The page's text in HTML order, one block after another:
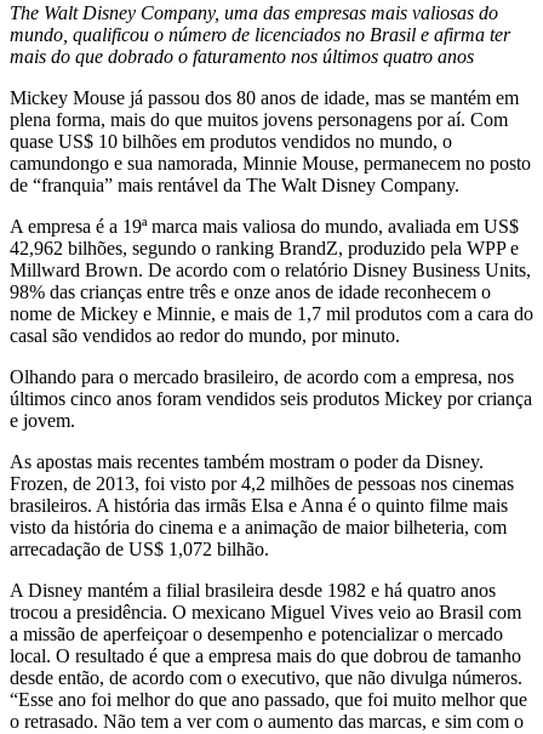
The Walt Disney Company, uma das empresas mais valiosas do
mundo, qualificou o número de licenciados no Brasil e afirma ter
mais do que dobrado o faturamento nos últimos quatro anos
Mickey Mouse já passou dos 80 anos de idade, mas se mantém em
plena forma, mais do que muitos jovens personagens por aí. Com
quase US$ 10 bilhões em produtos vendidos no mundo, o
camundongo e sua namorada, Minnie Mouse, permanecem no posto
de “franquia” mais rentável da The Walt Disney Company.
A empresa é a 19ª marca mais valiosa do mundo, avaliada em US$
42,962 bilhões, segundo o ranking BrandZ, produzido pela WPP e
Millward Brown. De acordo com o relatório Disney Business Units,
98% das crianças entre três e onze anos de idade reconhecem o
nome de Mickey e Minnie, e mais de 1,7 mil produtos com a cara do
casal são vendidos ao redor do mundo, por minuto.
Olhando para o mercado brasileiro, de acordo com a empresa, nos
últimos cinco anos foram vendidos seis produtos Mickey por criança
e jovem.
As apostas mais recentes também mostram o poder da Disney.
Frozen, de 2013, foi visto por 4,2 milhões de pessoas nos cinemas
brasileiros. A história das irmãs Elsa e Anna é o quinto filme mais
visto da história do cinema e a animação de maior bilheteria, com
arrecadação de US$ 1,072 bilhão.
A Disney mantém a filial brasileira desde 1982 e há quatro anos
trocou a presidência. O mexicano Miguel Vives veio ao Brasil com
a missão de aperfeiçoar o desempenho e potencializar o mercado
local. O resultado é que a empresa mais do que dobrou de tamanho
desde então, de acordo com o executivo, que não divulga números.
“Esse ano foi melhor do que ano passado, que foi muito melhor que
o retrasado. Não tem a ver com o aumento das marcas, e sim com o